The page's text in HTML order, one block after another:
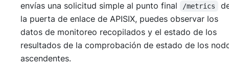
envías una solicitud simple al punto final
/metrics
la puerta de enlace de APISIX, puedes observar los
datos de monitoreo recopilados y el estado de los
resultados de la comprobación de estado de los
ascendentes.